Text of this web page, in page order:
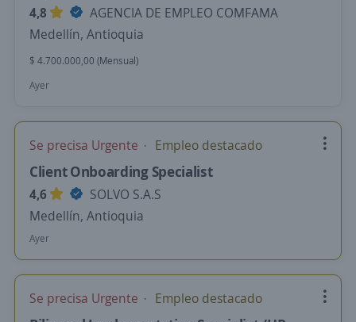
4,8
AGENCIA DE EMPLEO COMFAMA
Medellín, Antioquia
$ 4.700.000,00 (Mensual)
Ayer
Se precisa Urgente Empleo destacado
Client Onboarding Specialist
4,6
SOLVO S.A.S
Medellín, Antioquia
Ayer
Se precisa Urgente Empleo destacado